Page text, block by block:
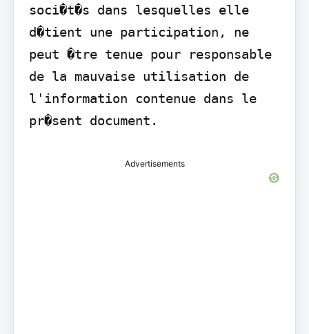
soci�t�s dans lesquelles elle
d�tient une participation, ne
peut �tre tenue pour responsable
de la mauvaise utilisation de
l'information contenue dans le
pr�sent document.
Advertisements